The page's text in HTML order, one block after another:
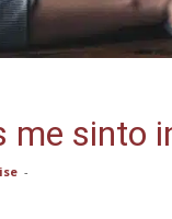
me sinto
-